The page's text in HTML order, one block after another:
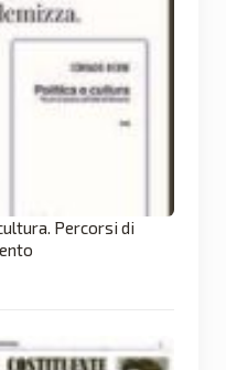
Percorsi di